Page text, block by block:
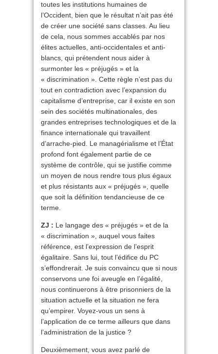
toutes les institutions humaines de
l’Occident, bien que le résultat n’ait pas été
de créer une société sans classes. Au lieu
de cela, nous sommes accablés par nos
élites actuelles, anti-occidentales et anti-
blancs, qui prétendent nous aider à
surmonter les « préjugés » et la
« discrimination ». Cette règle n’est pas du
tout en contradiction avec l’expansion du
capitalisme d’entreprise, car il existe en son
sein des sociétés multinationales, des
grandes entreprises technologiques et de la
finance internationale qui travaillent
d’arrache-pied. Le managérialisme et l’État
profond font également partie de ce
système de contrôle, qui se justifie comme
un moyen de nous rendre tous plus égaux
et plus résistants aux « préjugés », quelle
que soit la définition tendancieuse de ce
terme.
ZJ : Le langage des « préjugés » et de la
« discrimination », auquel vous faites
référence, est l’expression de l’esprit
égalitaire. Sans lui, tout l’édifice du PC
s’effondrerait. Je suis convaincu que si nous
conservons une foi aveugle en l’égalité,
nous continuerons à être prisonniers de la
situation actuelle et la situation ne fera
qu’empirer. Voyez-vous un sens à
l’application de ce terme ailleurs que dans
l’administration de la justice ?
Deuxièmement, vous avez parlé de